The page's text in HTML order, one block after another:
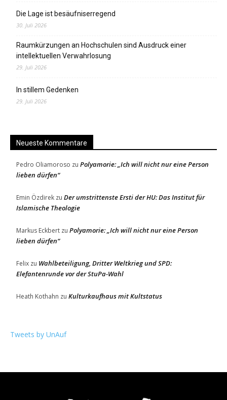
Die Lage ist besäufniserregend
30. Juli 2026
Raumkürzungen an Hochschulen sind Ausdruck einer
intellektuellen Verwahrlosung
29. Juli 2026
In stillem Gedenken
29. Juli 2026
Neueste Kommentare
Pedro Oliamoroso zu Polyamorie: „Ich will nicht nur eine Person
lieben dürfen“
Emin Özdirek zu Der umstrittenste Ersti der HU: Das Institut für
Islamische Theologie
Markus Eckbert zu Polyamorie: „Ich will nicht nur eine Person
lieben dürfen“
Felix zu Wahlbeteiligung, Dritter Weltkrieg und SPD:
Elefantenrunde vor der StuPa-Wahl
Heath Kothahn zu Kulturkaufhaus mit Kultstatus
Tweets by UnAuf